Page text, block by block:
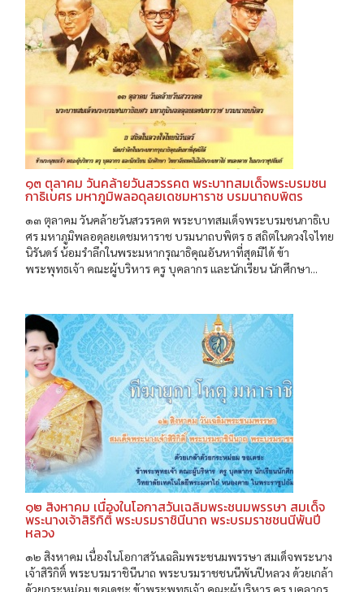
๑๓ ตุลาคม วันคล้ายวันสวรรคต พระบาทสมเด็จพระบรมชน
กาธิเบศร มหาภูมิพลอดุลยเดชมหาราช บรมนาถบพิตร
๑๓ ตุลาคม วันคล้ายวันสวรรคต พระบาทสมเด็จพระบรมชนกาธิเบ
ศร มหาภูมิพลอดุลยเดชมหาราช บรมนาถบพิตร ธ สถิตในดวงใจไทย
นิรันดร์ น้อมรำลึกในพระมหากรุณาธิคุณอันหาที่สุดมิได้ ข้า
พระพุทธเจ้า คณะผู้บริหาร ครู บุคลากร และนักเรียน นักศึกษา...
๑๒ สิงหาคม เนื่องในโอกาสวันเฉลิมพระชนมพรรษา สมเด็จ
พระนางเจ้าสิริกิติ์ พระบรมราชินีนาถ พระบรมราชชนนีพันปี
หลวง
๑๒ สิงหาคม เนื่องในโอกาสวันเฉลิมพระชนมพรรษา สมเด็จพระนาง
เจ้าสิริกิติ์ พระบรมราชินีนาถ พระบรมราชชนนีพันปีหลวง ด้วยเกล้า
ด้วยกระหม่อม ขอเดชะ ข้าพระพุทธเจ้า คณะผู้บริหาร ครู บุคลากร